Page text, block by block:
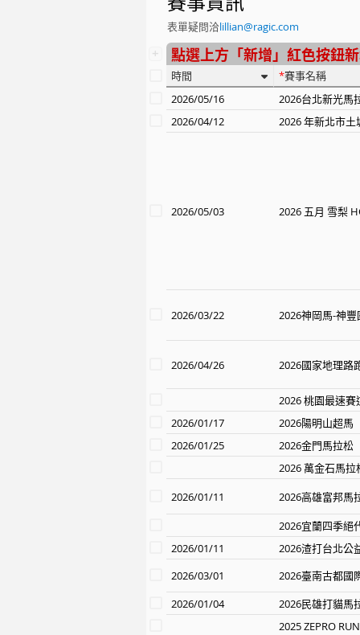
表單疑問洽lillian@ragic.com
+ 點選上方「新增」紅色按鈕
時間
賽事名稱
2026/05/16
2026台北新光馬
2026/04/12
2026 年新北市
2026/05/03 2026 五月 雪梨
2026/03/22 2026神岡馬-神
2026/04/26 2026國家地理路
2026 桃園最速
2026/01/17
2026陽明山超馬
2026/01/25
2026金門馬拉松
2026 萬金石馬拉
2026/01/11
2026高雄富邦馬
2026宜蘭四季絕
2026/01/11
2026渣打台北公
2026/03/01
2026臺南古都國
2026/01/04
2026民雄打貓馬
2025 ZEPRO